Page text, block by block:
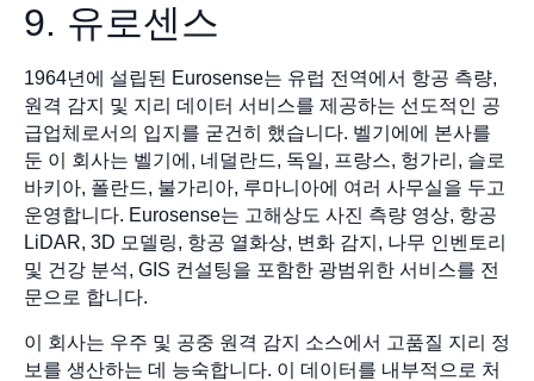
9. 유로센스
1964년에 설립된 Eurosense는 유럽 전역에서 항공 측량,
원격 감지 및 지리 데이터 서비스를 제공하는 선도적인 공
급업체로서의 입지를 굳건히 했습니다. 벨기에에 본사를
둔 이 회사는 벨기에, 네덜란드, 독일, 프랑스, 헝가리, 슬로
바키아, 폴란드, 불가리아, 루마니아에 여러 사무실을 두고
운영합니다. Eurosense는 고해상도 사진 측량 영상, 항공
LiDAR, 3D 모델링, 항공 열화상, 변화 감지, 나무 인벤토리
및 건강 분석, GIS 컨설팅을 포함한 광범위한 서비스를 전
문으로 합니다.
이 회사는 우주 및 공중 원격 감지 소스에서 고품질 지리 정
보를 생산하는 데 능숙합니다. 이 데이터를 내부적으로 처